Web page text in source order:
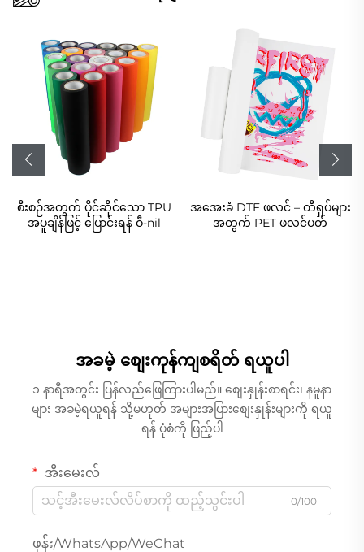
စီးစဉ်အတွက် ပိုင်ဆိုင်သော TPU
အပူချိန်ဖြင့် ပြောင်းရန် ဝီ-nil
အအေးခံ DTF ဖလင် – တီရှပ်များ
အတွက် PET ဖလင်ပတ်
အခမဲ့ စျေးကုန်ကျစရိတ် ရယူပါ
၁ နာရီအတွင်း ပြန်လည်ဖြေကြားပါမည်။ စျေးနှုန်းစာရင်း၊ နမူနာ
များ အခမဲ့ရယူရန် သို့မဟုတ် အများအပြားစျေးနှုန်းများကို ရယူ
ရန် ပုံစံကို ဖြည့်ပါ
အီးမေးလ်
0/100
ဖုန်း/WhatsApp/WeChat